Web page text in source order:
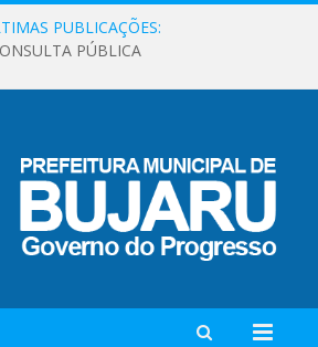
PUBLICAÇÕES:
PÚBLICA